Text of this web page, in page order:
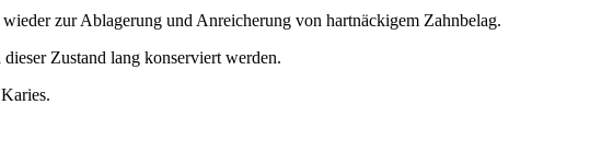
zur Ablagerung und Anreicherung von hartnäckigem Zahnbelag.
Zustand lang konserviert werden.